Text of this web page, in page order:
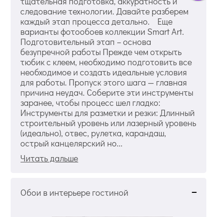
следование технологии. Давайте разберем
каждый этап процесса детально. Еще
варианты фотообоев коллекции Smart Art.
Подготовительный этап – основа
безупречной работы Прежде чем открыть
тюбик с клеем, необходимо подготовить все
необходимое и создать идеальные условия
для работы. Пропуск этого шага — главная
причина неудач. Соберите эти инструменты
заранее, чтобы процесс шел гладко:
Инструменты для разметки и резки: Длинный
строительный уровень или лазерный уровень
(идеально), отвес, рулетка, карандаш,
острый канцелярский но...
Читать дальше
Обои в интерьере гостиной